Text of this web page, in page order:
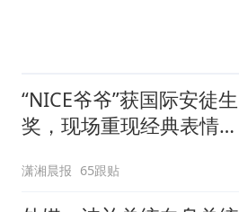
“NICE爷爷”获国际安徒生
奖，现场重现经典表情
潇湘晨报 65跟贴